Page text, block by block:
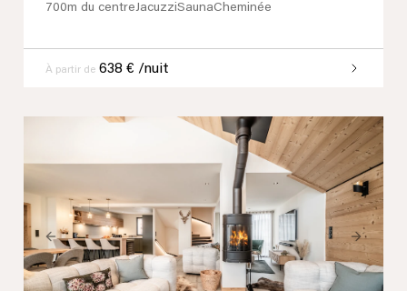
Previous Next
700m du centreJacuzziSaunaCheminée
À partir de 638 € /nuit